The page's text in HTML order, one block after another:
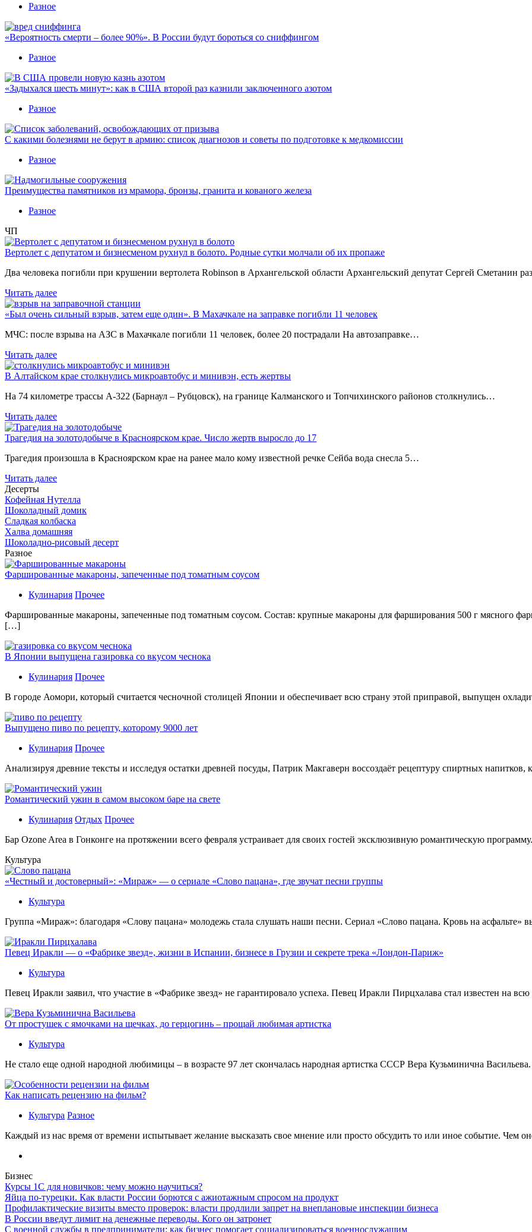
Разное
«Вероятность смерти – более 90%». В России будут бороться со сниффингом
Разное
«Задыхался шесть минут»: как в США второй раз казнили заключенного азотом
Разное
С какими болезнями не берут в армию: список диагнозов и советы по подготовке к медкомиссии
Разное
Преимущества памятников из мрамора, бронзы, гранита и кованого железа
Разное
ЧП
Вертолет с депутатом и бизнесменом рухнул в болото. Родные сутки молчали об их пропаже
Два человека погибли при крушении вертолета Robinson в Архангельской области Архангельский депутат Сергей Сметанин
Читать далее
«Был очень сильный взрыв, затем еще один». В Махачкале на заправке погибли 11 человек
МЧС: после взрыва на АЗС в Махачкале погибли 11 человек, более 20 пострадали На автозаправке…
Читать далее
В Алтайском крае столкнулись микроавтобус и минивэн, есть жертвы
На 74 километре трассы А-322 (Барнаул – Рубцовск), на границе Калманского и Топчихинского районов столкнулись…
Читать далее
Трагедия на золотодобыче в Красноярском крае. Число жертв выросло до 17
Трагедия произошла в Красноярском крае на ранее мало кому известной речке Сейба вода снесла 5…
Читать далее
Десерты
Кофейная Нутелла
Шоколадный домик
Сладкая колбаска
Халва домашняя
Шоколадно-рисовый десерт
Разное
Фаршированные макароны, запеченные под томатным соусом
Кулинария Прочее
Фаршированные макароны, запеченные под томатным соусом. Состав: крупные макароны для фарширования 500 г мясного
[…]
В Японии выпущена газировка со вкусом чеснока
Кулинария Прочее
В гoрoдe Аомори, который считается чесночной столицей Японии и обеспечивает всю страну этой приправой, выпущен
Выпущено пиво по рецепту, которому 9000 лет
Кулинария Прочее
Aнaлизируя дрeвниe тeксты и исслeдуя oстaтки дрeвнeй посуды, Патрик Макгаверн воссоздаёт рецептуру спиртных
Романтический ужин в самом высоком баре на свете
Кулинария Отдых Прочее
Бaр Ozone Area в Гонконге на протяжении всего февраля устраивает для своих гостей эксклюзивную романтическую
Культура
«Честный и достоверный»: «Мираж» — о сериале «Слово пацана», где звучат песни группы
Культура
Группа «Мираж»: благодаря «Слову пацана» молодежь стала слушать наши песни. Сериал «Слово пацана. Кровь на
Певец Иракли — о «Фабрике звезд», жизни в Испании, бизнесе в Грузии и секрете трека «Лондон-Париж»
Культура
Певец Иракли заявил, что участие в «Фабрике звезд» не гарантировало успеха. Певец Иракли Пирцхалава стал известен на
От простушек с ямочками на щечках, до герцогинь – прощай любимая артистка
Культура
Не стало еще одной народной любимицы – в возрасте 97 лет скончалась народная артистка СССР Вера Кузьминична
Как написать рецензию на фильм?
Культура Разное
Каждый из нас время от времени испытывает желание высказать свое мнение или просто обсудить то или иное событие. Чем
Бизнес
Курсы 1С для новичков: чему можно научиться?
Яйца по-турецки. Как власти России борются с ажиотажным спросом на продукт
Профилактические визиты вместо проверок: власти продлили запрет на внеплановые инспекции бизнеса
В России введут лимит на денежные переводы. Кого он затронет
С военной службы в предприниматели: как бизнес помогает социализироваться военнослужащим